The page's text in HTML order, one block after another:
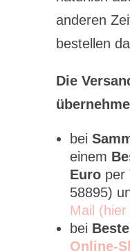
anderen
bestellen
Die
bei
einem
Euro per
58895)
Mail
bei
Online-